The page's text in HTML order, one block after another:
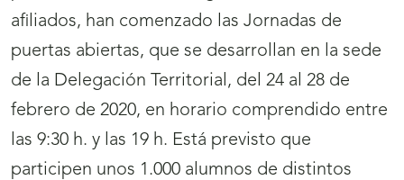
i
i
i
i
afiliados, han comenzado las Jornadas de
puertas abiertas, que se desarrollan en la sede
de la Delegación Territorial, del 24 al 28 de
febrero de 2020, en horario comprendido entre
las 9:30 h. y las 19 h. Está previsto que
participen unos 1.000 alumnos de distintos